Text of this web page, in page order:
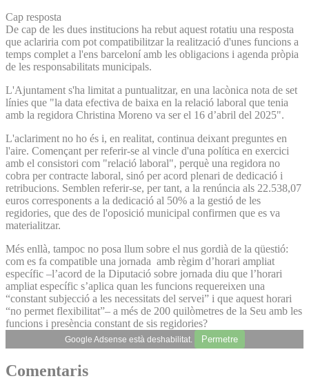
Cap resposta
De cap de les dues institucions ha rebut aquest rotatiu una resposta
que aclariria com pot compatibilitzar la realització d'unes funcions a
temps complet a l'ens barceloní amb les obligacions i agenda pròpia
de les responsabilitats municipals.
L'Ajuntament s'ha limitat a puntualitzar, en una lacònica nota de set
línies que "la data efectiva de baixa en la relació laboral que tenia
amb la regidora Christina Moreno va ser el 16 d’abril del 2025".
L'aclariment no ho és i, en realitat, continua deixant preguntes en
l'aire. Començant per referir-se al vincle d'una política en exercici
amb el consistori com "relació laboral", perquè una regidora no
cobra per contracte laboral, sinó per acord plenari de dedicació i
retribucions. Semblen referir-se, per tant, a la renúncia als 22.538,07
euros corresponents a la dedicació al 50% a la gestió de les
regidories, que des de l'oposició municipal confirmen que es va
materialitzar.
Més enllà, tampoc no posa llum sobre el nus gordià de la qüestió:
com es fa compatible una jornada amb règim d’horari ampliat
específic –l’acord de la Diputació sobre jornada diu que l’horari
ampliat específic s’aplica quan les funcions requereixen una
“constant subjecció a les necessitats del servei” i que aquest horari
“no permet flexibilitat”– a més de 200 quilòmetres de la Seu amb les
funcions i presència constant de sis regidories?
Google Adsense està deshabilitat. Permetre
Comentaris